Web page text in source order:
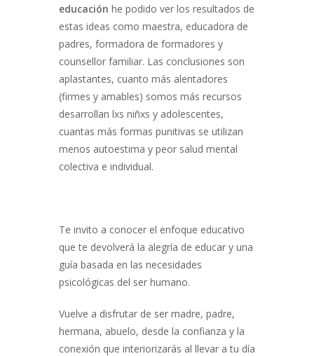
educación he podido ver los resultados de
estas ideas como maestra, educadora de
padres, formadora de formadores y
counsellor familiar. Las conclusiones son
aplastantes, cuanto más alentadores
(firmes y amables) somos más recursos
desarrollan lxs niñxs y adolescentes,
cuantas más formas punitivas se utilizan
menos autoestima y peor salud mental
colectiva e individual.
Te invito a conocer el enfoque educativo
que te devolverá la alegría de educar y una
guía basada en las necesidades
psicológicas del ser humano.
Vuelve a disfrutar de ser madre, padre,
hermana, abuelo, desde la confianza y la
conexión que interiorizarás al llevar a tu día